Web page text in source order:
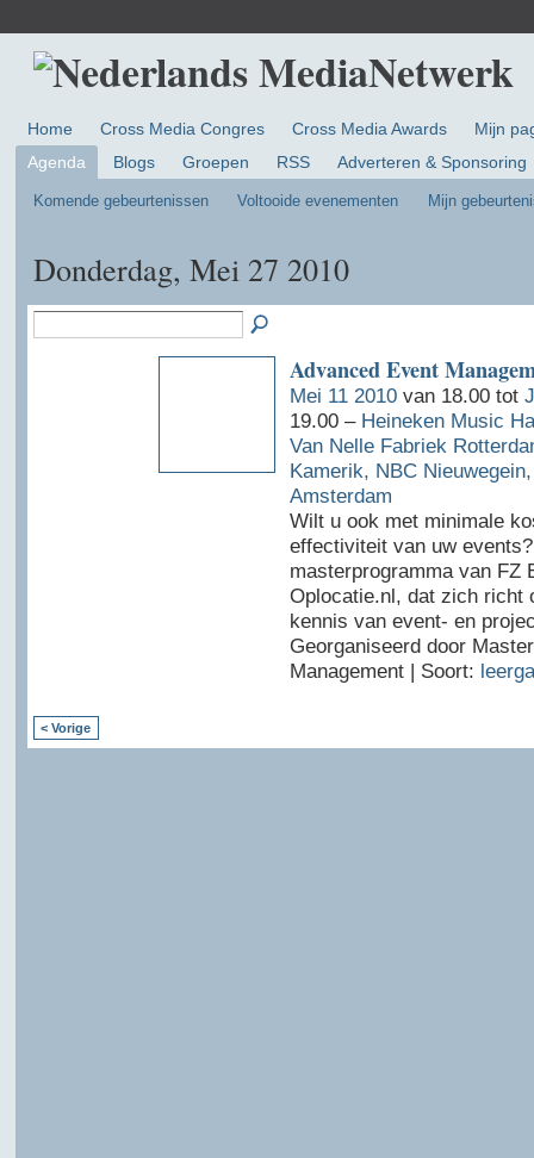
Home Cross Media Congres Cross Media Awards
Mijn
Agenda
Blogs Groepen RSS Adverteren & Sponsoring
Komende gebeurtenissen Voltooide evenementen Mijn
Donderdag, Mei 27 2010
Advanced Event
Mei 11 2010van 18.00 tot
19.00 – Heineken Music
Van Nelle Fabriek
Kamerik, NBC
Amsterdam
Wilt u ook met minimale
effectiviteit van uw
masterprogramma van FZ
Oplocatie.nl, dat zich richt
kennis van event- en
Georganiseerd door
Management | Soort:
< Vorige